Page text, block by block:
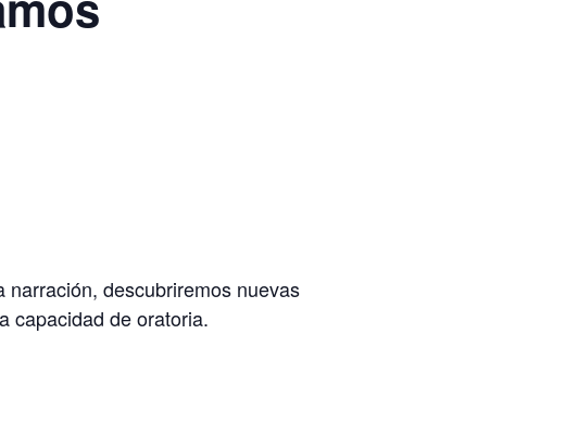
descubriremos nuevas
capacidad de oratoria.